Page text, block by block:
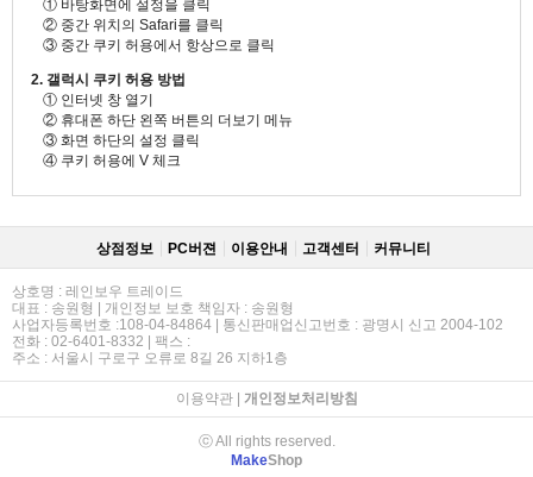
① 바탕화면에 설정을 클릭
② 중간 위치의 Safari를 클릭
③ 중간 쿠키 허용에서 항상으로 클릭
2. 갤럭시 쿠키 허용 방법
① 인터넷 창 열기
② 휴대폰 하단 왼쪽 버튼의 더보기 메뉴
③ 화면 하단의 설정 클릭
④ 쿠키 허용에 V 체크
상점정보 PC버젼 이용안내 고객센터 커뮤니티
상호명 : 레인보우 트레이드
대표 : 송원형 | 개인정보 보호 책임자 : 송원형
사업자등록번호 :108-04-84864 | 통신판매업신고번호 : 광명시 신고 2004-102
전화 : 02-6401-8332 | 팩스 :
주소 : 서울시 구로구 오류로 8길 26 지하1층
이용약관| 개인정보처리방침
ⓒ All rights reserved.
MakeShop